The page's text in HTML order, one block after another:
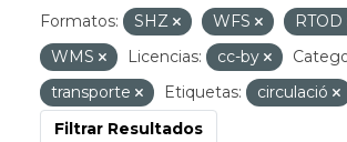
Formatos: SHZ WFS
RTOD
WMS
Licencias: cc-by
transporte
Etiquetas:
circulació
Filtrar Resultados